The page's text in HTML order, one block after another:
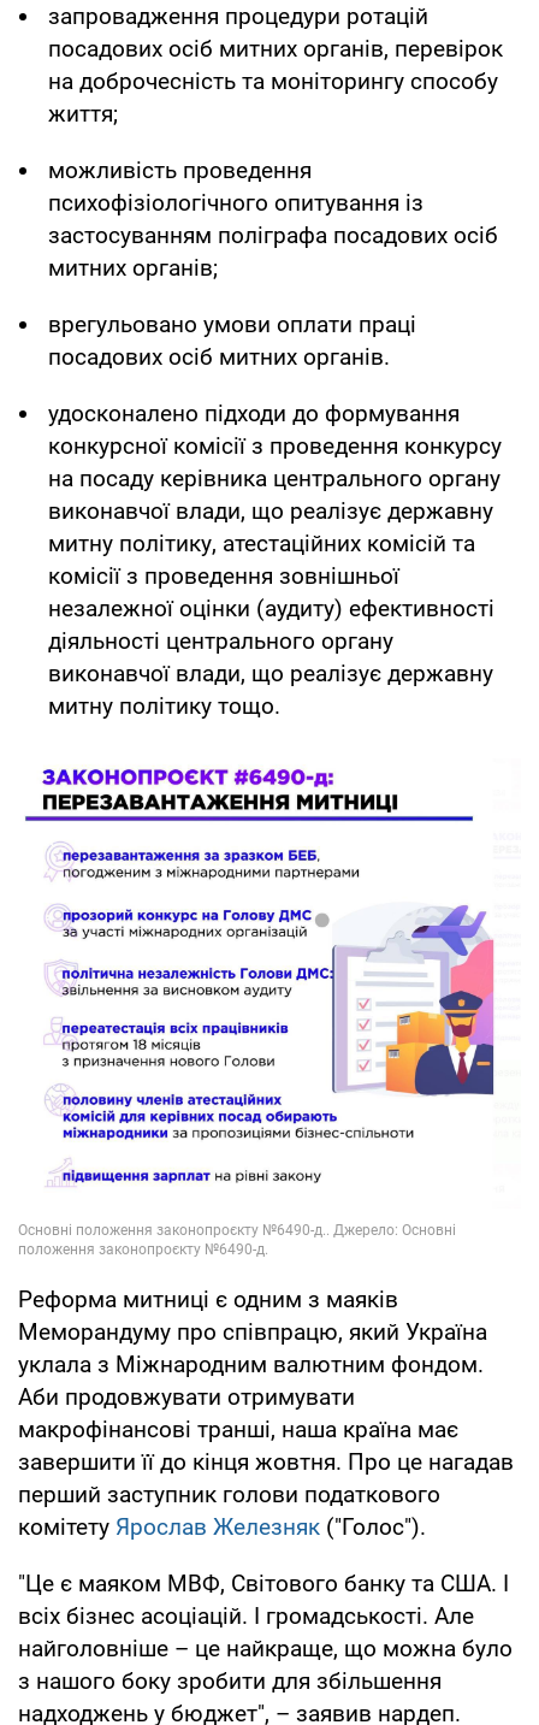
запровадження процедури ротацій
посадових осіб митних органів, перевірок
на доброчесність та моніторингу способу
життя;
можливість проведення
психофізіологічного опитування із
застосуванням поліграфа посадових осіб
митних органів;
врегульовано умови оплати праці
посадових осіб митних органів.
удосконалено підходи до формування
конкурсної комісії з проведення конкурсу
на посаду керівника центрального органу
виконавчої влади, що реалізує державну
митну політику, атестаційних комісій та
комісії з проведення зовнішньої
незалежної оцінки (аудиту) ефективності
діяльності центрального органу
виконавчої влади, що реалізує державну
митну політику тощо.
Реформа митниці є одним з маяків
Меморандуму про співпрацю, який Україна
уклала з Міжнародним валютним фондом.
Аби продовжувати отримувати
макрофінансові транші, наша країна має
завершити її до кінця жовтня. Про це нагадав
перший заступник голови податкового
комітету Ярослав Железняк ("Голос").
"Це є маяком МВФ, Світового банку та США. І
всіх бізнес асоціацій. І громадськості. Але
найголовніше – це найкраще, що можна було
з нашого боку зробити для збільшення
надходжень у бюджет", – заявив нардеп.